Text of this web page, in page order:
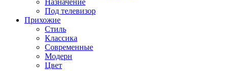
Назначение
Под телевизор
Прихожие
Стиль
Классика
Современные
Модерн
Цвет